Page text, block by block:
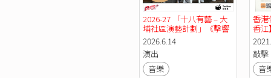
2026-27 「十八有藝 – 大
埔社區演藝計劃」《擊響
大埔》敲擊樂創藝計劃 –
計劃啟動音樂會
2026.6.14
演出
音樂
香
香江
敲擊
音